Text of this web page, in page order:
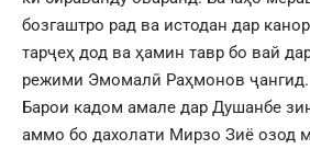
бозгаштро рад ва истодан дар
тарҷеҳ дод ва ҳамин тавр бо вай
режими Эмомалӣ Раҳмонов ҷангид.
Барои кадом амале дар Душанбе
аммо бо дахолати Мирзо Зиё озод